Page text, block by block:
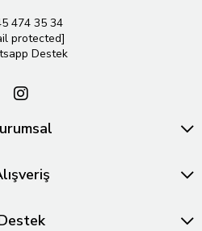
474 35 34
protected]
Destek